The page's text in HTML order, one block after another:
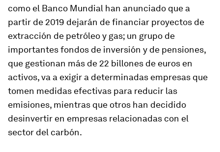
como el Banco Mundial han anunciado que a
partir de 2019 dejarán de financiar proyectos de
extracción de petróleo y gas; un grupo de
importantes fondos de inversión y de pensiones,
que gestionan más de 22 billones de euros en
activos, va a exigir a determinadas empresas que
tomen medidas efectivas para reducir las
emisiones, mientras que otros han decidido
desinvertir en empresas relacionadas con el
sector del carbón.